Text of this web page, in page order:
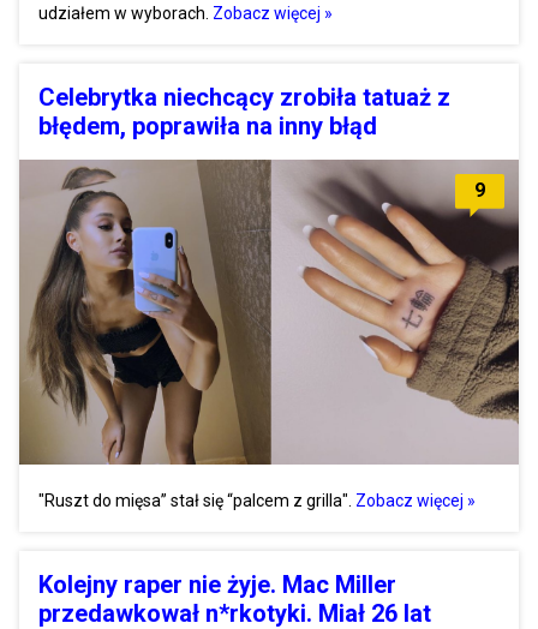
udziałem w wyborach. Zobacz więcej »
Celebrytka niechcący zrobiła tatuaż z
błędem, poprawiła na inny błąd
9
"Ruszt do mięsa” stał się “palcem z grilla". Zobacz więcej »
Kolejny raper nie żyje. Mac Miller
przedawkował n*rkotyki. Miał 26 lat